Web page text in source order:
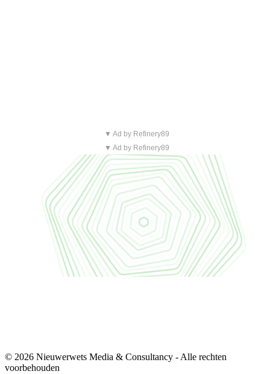
▼ Ad by Refinery89
▼ Ad by Refinery89
© 2026 Nieuwerwets Media & Consultancy - Alle rechten
voorbehouden